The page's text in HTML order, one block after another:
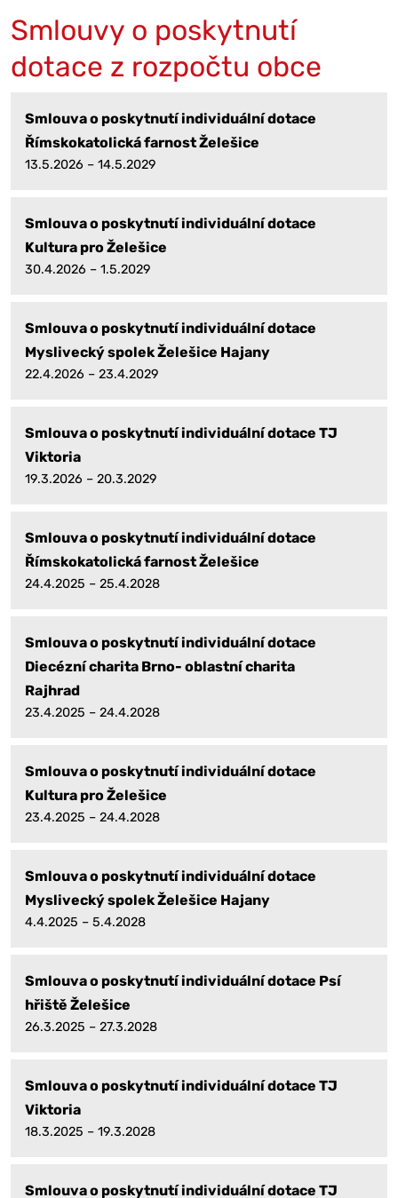
Smlouvy o poskytnutí
dotace z rozpočtu obce
Smlouva o poskytnutí individuální dotace
Římskokatolická farnost Želešice
13.5.2026 – 14.5.2029
Smlouva o poskytnutí individuální dotace
Kultura pro Želešice
30.4.2026 – 1.5.2029
Smlouva o poskytnutí individuální dotace
Myslivecký spolek Želešice Hajany
22.4.2026 – 23.4.2029
Smlouva o poskytnutí individuální dotace TJ
Viktoria
19.3.2026 – 20.3.2029
Smlouva o poskytnutí individuální dotace
Římskokatolická farnost Želešice
24.4.2025 – 25.4.2028
Smlouva o poskytnutí individuální dotace
Diecézní charita Brno- oblastní charita
Rajhrad
23.4.2025 – 24.4.2028
Smlouva o poskytnutí individuální dotace
Kultura pro Želešice
23.4.2025 – 24.4.2028
Smlouva o poskytnutí individuální dotace
Myslivecký spolek Želešice Hajany
4.4.2025 – 5.4.2028
Smlouva o poskytnutí individuální dotace Psí
hřiště Želešice
26.3.2025 – 27.3.2028
Smlouva o poskytnutí individuální dotace TJ
Viktoria
18.3.2025 – 19.3.2028
Smlouva o poskytnutí individuální dotace TJ